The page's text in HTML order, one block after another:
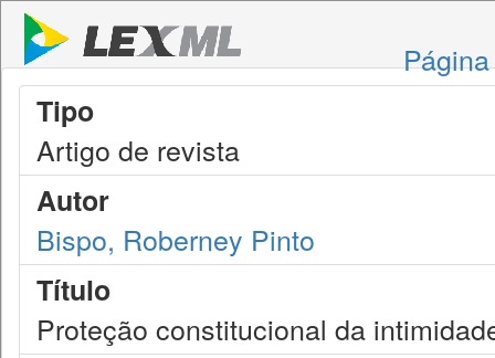
Tipo
Artigo de revista
Autor
Bispo, Roberney Pinto
Título
Proteção constitucional da